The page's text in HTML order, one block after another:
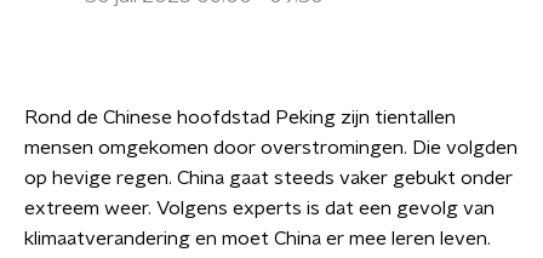
Rond de Chinese hoofdstad Peking zijn tientallen
mensen omgekomen door overstromingen. Die volgden
op hevige regen. China gaat steeds vaker gebukt onder
extreem weer. Volgens experts is dat een gevolg van
klimaatverandering en moet China er mee leren leven.